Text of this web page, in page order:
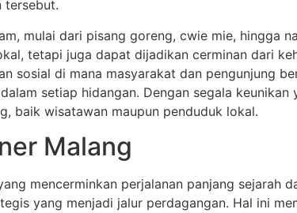
tersebut.
mulai dari pisang goreng, cwie mie, hingga
tetapi juga dapat dijadikan cerminan dari
sosial di mana masyarakat dan pengunjung
setiap hidangan. Dengan segala
baik wisatawan maupun penduduk lokal.
Malang
mencerminkan perjalanan panjang sejarah
yang menjadi jalur perdagangan. Hal ini